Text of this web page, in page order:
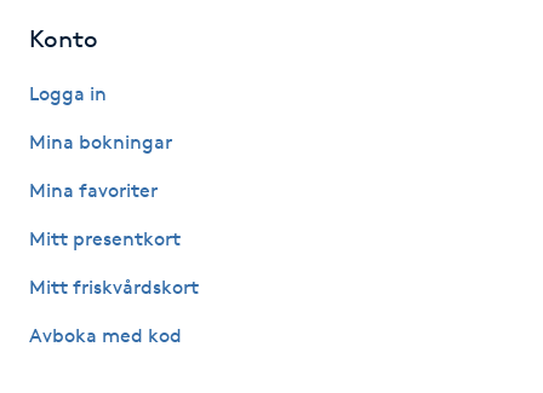
Mixfransar
N
Nagelförlängning
Nagelförlängning gelé
Konto
Logga in
Mina bokningar
Mina favoriter
Mitt presentkort
Mitt friskvårdskort
Avboka med kod